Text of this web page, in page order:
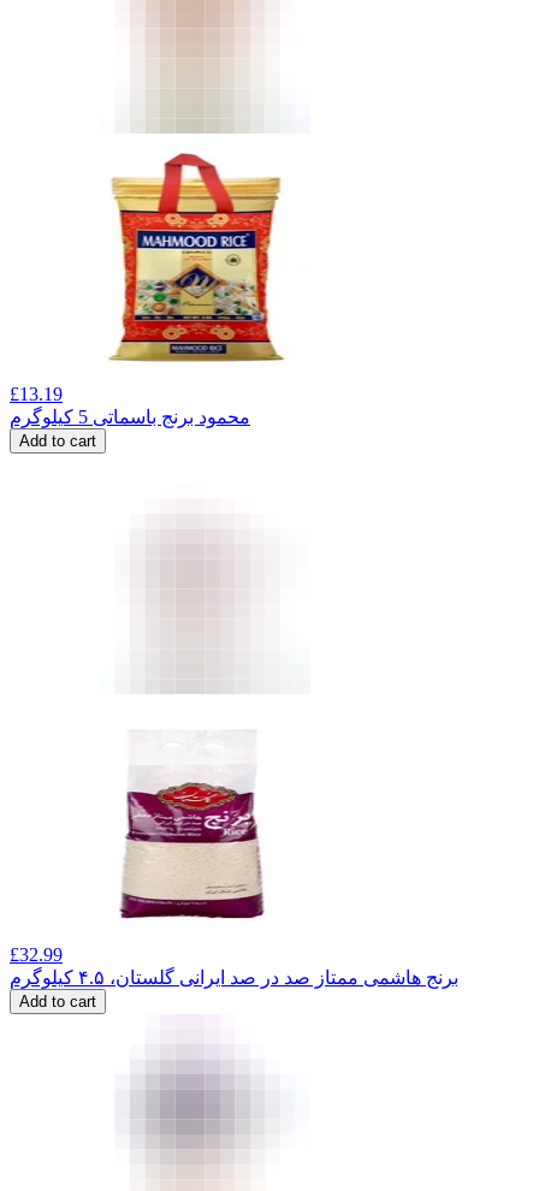
£13.19
محمود برنج باسماتی 5 کیلوگرم
Add to cart
£32.99
برنج هاشمی ممتاز صد در صد ایرانی گلستان، ۴.۵ کیلوگرم
Add to cart